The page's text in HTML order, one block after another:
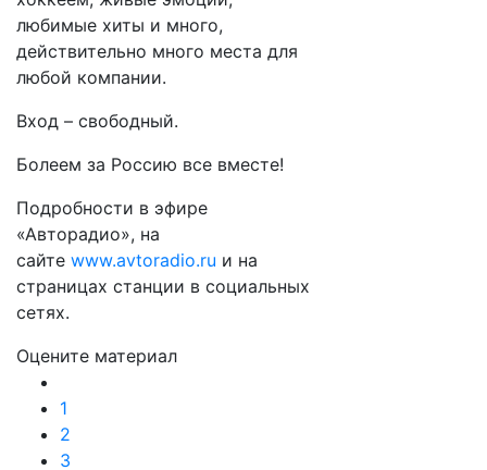
любимые хиты и много,
действительно много места для
любой компании.
Вход – свободный.
Болеем за Россию все вместе!
Подробности в эфире
«Авторадио», на
сайте www.avtoradio.ru и на
страницах станции в социальных
сетях.
Оцените материал
1
2
3